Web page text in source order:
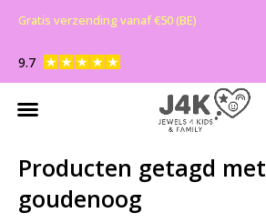
9.7
Gratis verzending vanaf €50 (BE)
Producten getagd met
goudenoog